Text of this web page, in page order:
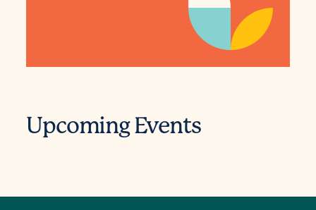
Upcoming Events